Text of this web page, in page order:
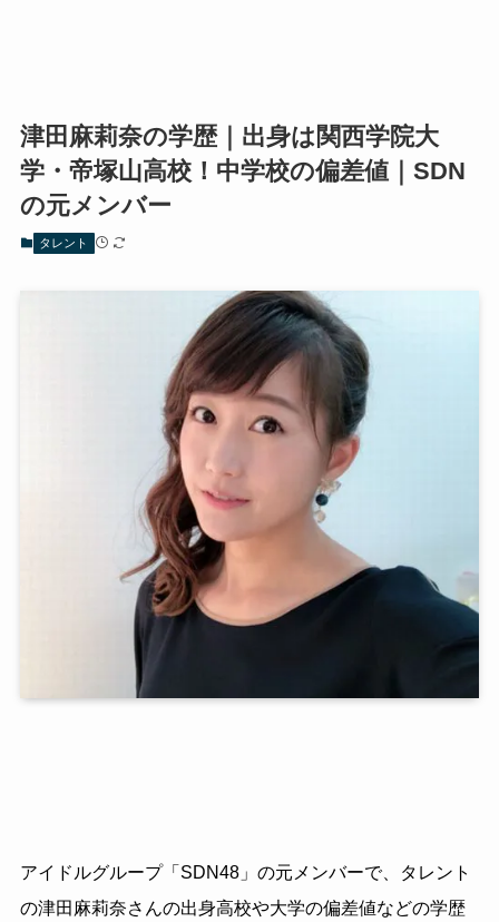
津田麻莉奈の学歴｜出身は関西学院大
学・帝塚山高校！中学校の偏差値｜SDN
の元メンバー
タレント
アイドルグループ「SDN48」の元メンバーで、タレント
の津田麻莉奈さんの出身高校や大学の偏差値などの学歴